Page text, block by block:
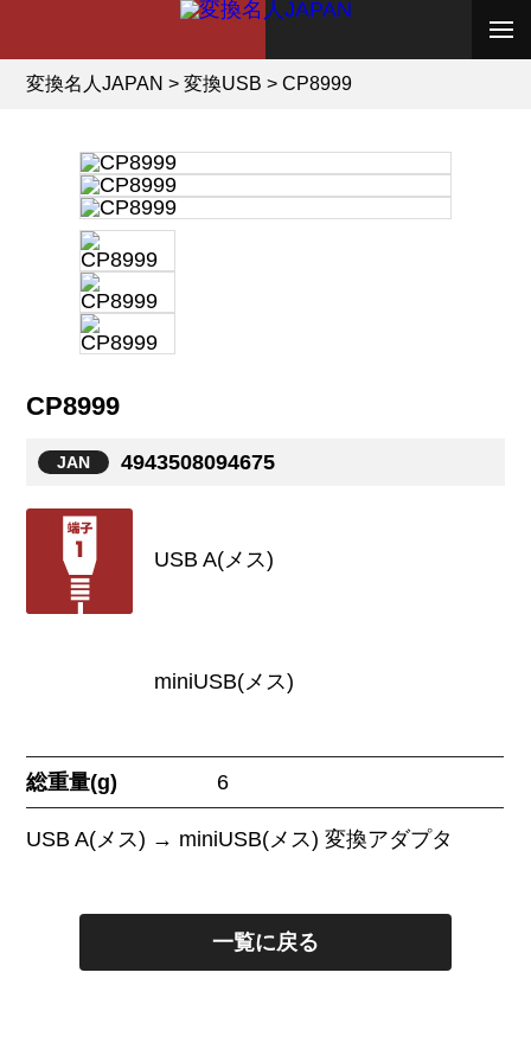
変換名人JAPAN >変換USB >CP8999
CP8999
4943508094675
USB A(メス)
miniUSB(メス)
総重量(g) 6
USB A(メス) → miniUSB(メス) 変換アダプタ
一覧に戻る